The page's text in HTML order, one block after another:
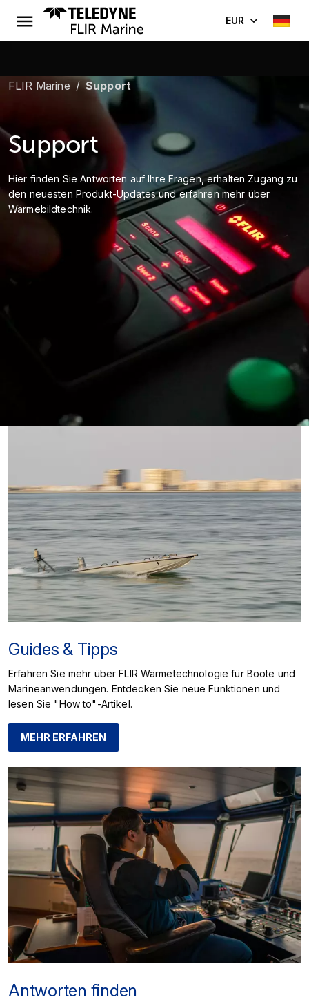
EUR
FLIR Marine Support
Support
Hier finden Sie Antworten auf Ihre Fragen, erhalten Zugang zu
den neuesten Produkt-Updates und erfahren mehr über
Wärmebildtechnik.
Guides & Tipps
Erfahren Sie mehr über FLIR Wärmetechnologie für Boote und
Marineanwendungen. Entdecken Sie neue Funktionen und
lesen Sie "How to"-Artikel.
MEHR ERFAHREN
Antworten finden